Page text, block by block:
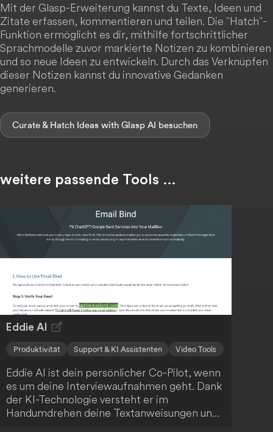
Mit der Glasp-Erweiterung kannst du Texte, Ideen und
Zitate erfassen, kommentieren und teilen. Die "Hatch"-
Funktion ermöglicht es dir, mithilfe fortschrittlicher
Sprachmodelle zuvor markierte Notizen zu kombinieren
und so neue Ideen zu entwickeln. Durch das Verknüpfen
dieser Notizen kannst du innovative Gedanken
generieren.
Curate & Hatch Ideas with Glasp AI
weitere passende Tools …
Eddie AI
Produktivität Support & KI Assistenten Video Tools
Eddie AI ist dein persönlicher Co-Pilot, wenn
es um deine Interviewaufnahmen geht. Dank
der KI-Technologie versteht er im
Handumdrehen deine Textanweisungen und